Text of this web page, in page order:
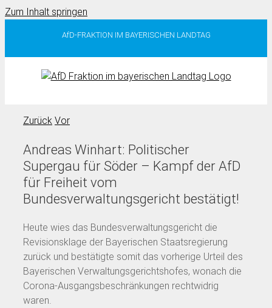
Zum Inhalt springen
AfD-FRAKTION IM BAYERISCHEN LANDTAG
Zurück Vor
Andreas Winhart: Politischer
Supergau für Söder – Kampf der AfD
für Freiheit vom
Bundesverwaltungsgericht bestätigt!
Heute wies das Bundesverwaltungsgericht die
Revisionsklage der Bayerischen Staatsregierung
zurück und bestätigte somit das vorherige Urteil des
Bayerischen Verwaltungsgerichtshofes, wonach die
Corona-Ausgangsbeschränkungen rechtwidrig
waren.